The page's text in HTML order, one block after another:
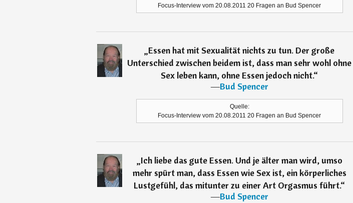
Focus-Interview vom 20.08.2011 20 Fragen an Bud Spencer
„Essen hat mit Sexualität nichts zu tun. Der große
Unterschied zwischen beidem ist, dass man sehr wohl ohne
Sex leben kann, ohne Essen jedoch nicht.“
―Bud Spencer
Quelle:
Focus-Interview vom 20.08.2011 20 Fragen an Bud Spencer
„Ich liebe das gute Essen. Und je älter man wird, umso
mehr spürt man, dass Essen wie Sex ist, ein körperliches
Lustgefühl, das mitunter zu einer Art Orgasmus führt.“
―Bud Spencer